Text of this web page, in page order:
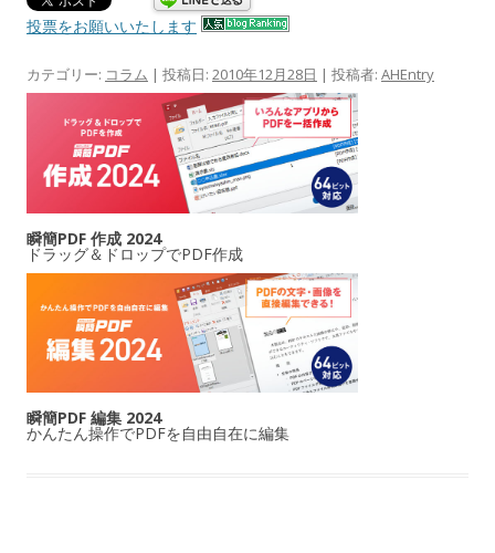
投票をお願いいたします
カテゴリー: コラム | 投稿日: 2010年12月28日 | 投稿者: AHEntry
瞬簡PDF 作成 2024
ドラッグ＆ドロップでPDF作成
瞬簡PDF 編集 2024
かんたん操作でPDFを自由自在に編集